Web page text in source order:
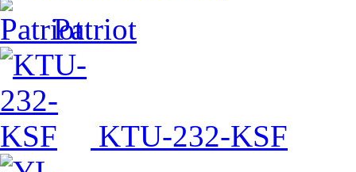
Patriot
KTU-232-KSF